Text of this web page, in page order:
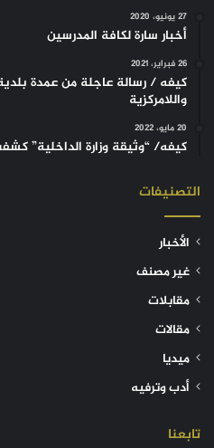
27 يونيو، 2020
أخبار سارة لكافة المدرسين
26 فبراير، 2021
كيفه / رسالة عاجلة من عمدة
واللامركزية
20 مايو، 2022
كيفه/ “وثيقة وزارة الداخلية”
التصنيفات
الأخبار
غير مصنف
مقابلات
مقالات
ميديا
أدب وترفيه
تابعنا